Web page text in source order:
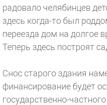
радовало челябинцев
здесь когда-то был
переезда дом на долгое
Теперь здесь построят
Снос старого здания
финансирование будет
государственно-